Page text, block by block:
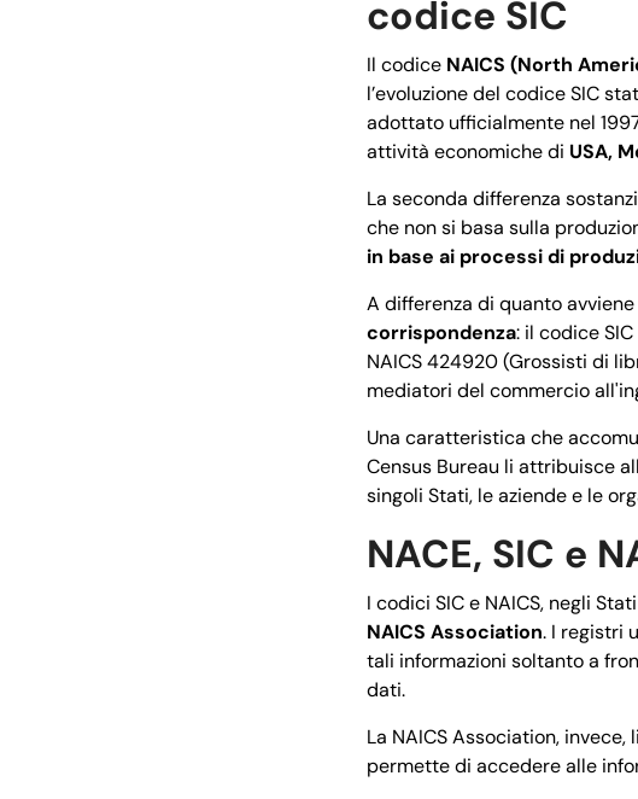
codice SIC
Il codice NAICS (North
l’evoluzione del codice SIC
adottato ufficialmente nel
attività economiche di USA,
La seconda differenza
che non si basa sulla
in base ai processi di
A differenza di quanto
corrispondenza: il codice
NAICS 424920 (Grossisti di
mediatori del commercio
Una caratteristica che
Census Bureau li attribuisce
singoli Stati, le aziende e le
NACE, SIC e
I codici SIC e NAICS, negli
NAICS Association. I registri
tali informazioni soltanto a
dati.
La NAICS Association,
permette di accedere alle